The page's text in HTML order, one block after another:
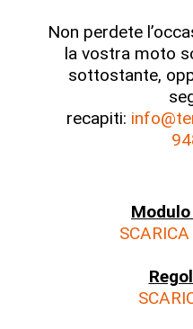
Non perdete
la vostra moto
sottostante,
recapiti: